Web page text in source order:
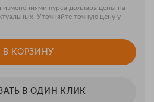
изменениями курса доллара цены на
Уточняйте точную цену у
В КОРЗИНУ
В ОДИН КЛИК